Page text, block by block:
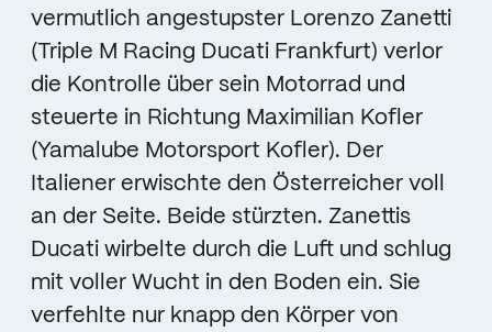
vermutlich angestupster Lorenzo Zanetti
(Triple M Racing Ducati Frankfurt) verlor
die Kontrolle über sein Motorrad und
steuerte in Richtung Maximilian Kofler
(Yamalube Motorsport Kofler). Der
Italiener erwischte den Österreicher voll
an der Seite. Beide stürzten. Zanettis
Ducati wirbelte durch die Luft und schlug
mit voller Wucht in den Boden ein. Sie
verfehlte nur knapp den Körper von